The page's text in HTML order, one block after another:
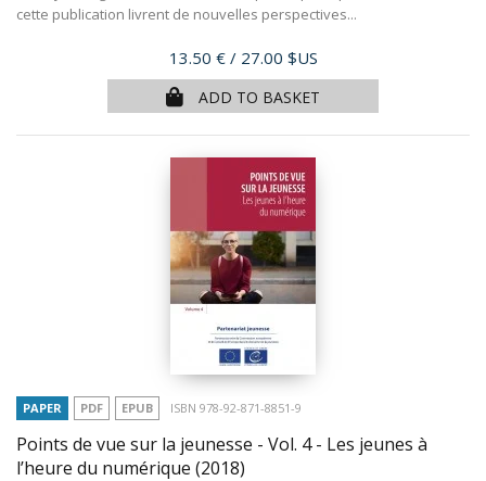
cette publication livrent de nouvelles perspectives...
Price
13.50 € / 27.00 $US
ADD TO BASKET
PAPER PDF EPUB ISBN 978-92-871-8851-9
Points de vue sur la jeunesse - Vol. 4 - Les jeunes à
l’heure du numérique (2018)